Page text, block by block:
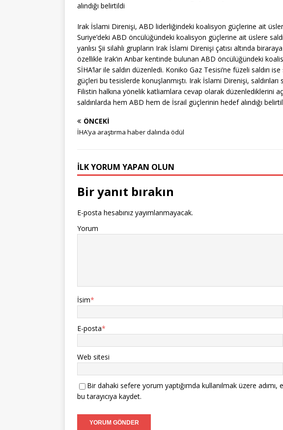
alındığı belirtildi
Irak İslami Direnişi, ABD liderliğindeki koalisyon güçlerine ait
Suriye’deki ABD öncülüğündeki koalisyon güçlerine ait üslere
yanlısı Şii silahlı grupların Irak İslami Direnişi çatısı altında
özellikle Irak’ın Anbar kentinde bulunan ABD öncülüğündeki
SİHA’lar ile saldırı düzenledi. Koniko Gaz Tesisi’ne füzeli saldırı
güçleri bu tesislerde konuşlanmıştı. Irak İslami Direnişi,
Filistin halkına yönelik katliamlara cevap olarak düzenlediklerini
saldırılarda hem ABD hem de İsrail güçlerinin hedef alındığı
ÖNCEKI
İHA’ya araştırma haber dalında ödül
İLK YORUM YAPAN OLUN
Bir yanıt bırakın
E-posta hesabınız yayımlanmayacak.
Yorum
İsim*
E-posta*
Web sitesi
Bir dahaki sefere yorum yaptığımda kullanılmak üzere
bu tarayıcıya kaydet.